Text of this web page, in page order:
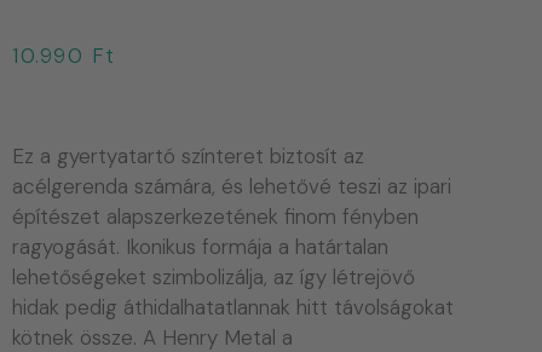
10.990 Ft
Ez a gyertyatartó színteret biztosít az
acélgerenda számára, és lehetővé teszi az ipari
építészet alapszerkezetének finom fényben
ragyogását. Ikonikus formája a határtalan
lehetőségeket szimbolizálja, az így létrejövő
hidak pedig áthidalhatatlannak hitt távolságokat
kötnek össze. A Henry Metal a